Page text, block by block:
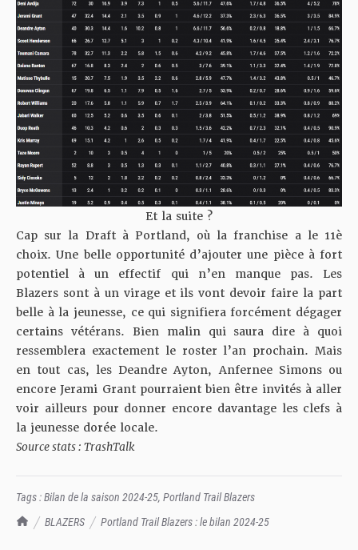
TrashTalk Actu NBA
BLAZERS Portland Trail Blazers : le bilan 2024-25
Et la suite ?
Cap sur la Draft à Portland, où la franchise a le 11è
choix. Une belle opportunité d’ajouter une pièce à fort
potentiel à un effectif qui n’en manque pas. Les
Blazers sont à un virage et ils vont devoir faire la part
belle à la jeunesse, ce qui signifiera forcément dégager
certains vétérans. Bien malin qui saura dire à quoi
ressemblera exactement le roster l’an prochain. Mais
en tout cas, les Deandre Ayton, Anfernee Simons ou
encore Jerami Grant pourraient bien être invités à aller
voir ailleurs pour donner encore davantage les clefs à
la jeunesse dorée locale.
Source stats : TrashTalk
Tags :Bilan de la saison 2024-25, Portland Trail Blazers